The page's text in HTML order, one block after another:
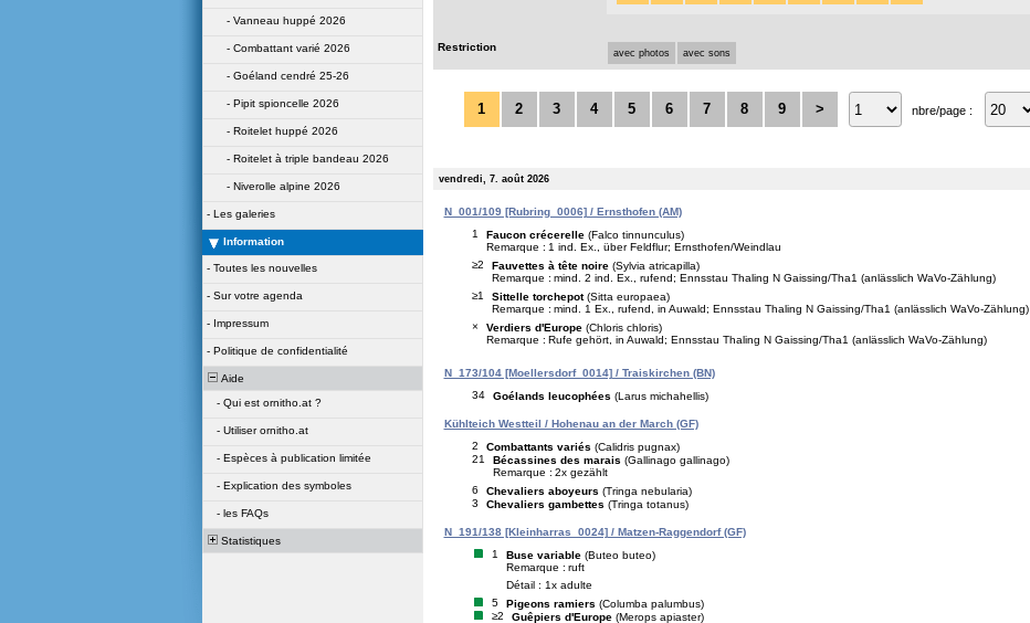
- Vanneau huppé 2026
- Combattant varié 2026
- Goéland cendré 25-26
- Pipit spioncelle 2026
- Roitelet huppé 2026
- Roitelet à triple bandeau 2026
- Niverolle alpine 2026
- Les galeries
Information
- Toutes les nouvelles
- Sur votre agenda
- Impressum
- Politique de confidentialité
Aide
- Qui est ornitho.at ?
- Utiliser ornitho.at
- Espèces à publication limitée
- Explication des symboles
- les FAQs
Statistiques
Restriction avec photos avec sons
1 2 3 4 5 6 7 8 9 > nbre/page :
vendredi, 7. août 2026
N_001/109 [Rubring_0006] / Ernsthofen (AM)
1
Faucon crécerelle (Falco tinnunculus)
Remarque : 1 ind. Ex., über Feldflur; Ernsthofen/Weindlau
≥2
Fauvettes à tête noire (Sylvia atricapilla)
Remarque : mind. 2 ind. Ex., rufend; Ennsstau Thaling N Gaissing/Tha1 (anlässlich WaVo-Zählung)
≥1
Sittelle torchepot (Sitta europaea)
Remarque : mind. 1 Ex., rufend, in Auwald; Ennsstau Thaling N Gaissing/Tha1 (anlässlich WaVo-Zählung)
×
Verdiers d'Europe (Chloris chloris)
Remarque : Rufe gehört, in Auwald; Ennsstau Thaling N Gaissing/Tha1 (anlässlich WaVo-Zählung)
N_173/104 [Moellersdorf_0014] / Traiskirchen (BN)
34
Goélands leucophées (Larus michahellis)
Kühlteich Westteil / Hohenau an der March (GF)
2
Combattants variés (Calidris pugnax)
21
Bécassines des marais (Gallinago gallinago)
Remarque : 2x gezählt
6
Chevaliers aboyeurs (Tringa nebularia)
3
Chevaliers gambettes (Tringa totanus)
N_191/138 [Kleinharras_0024] / Matzen-Raggendorf (GF)
1
Buse variable (Buteo buteo)
Remarque : ruft
Détail : 1x adulte
5
Pigeons ramiers (Columba palumbus)
≥2
Guêpiers d'Europe (Merops apiaster)